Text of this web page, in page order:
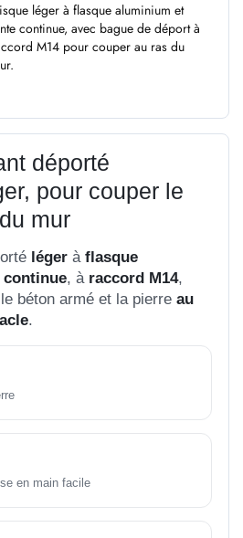
léger à flasque aluminium et
continue, avec bague de déport à
M14 pour couper au ras du
déporté
pour couper le
mur
léger à flasque
continue, à raccord M14,
béton armé et la pierre au
.
en main facile